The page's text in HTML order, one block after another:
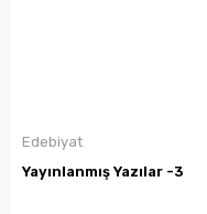
Edebiyat
Yayınlanmış Yazılar -3